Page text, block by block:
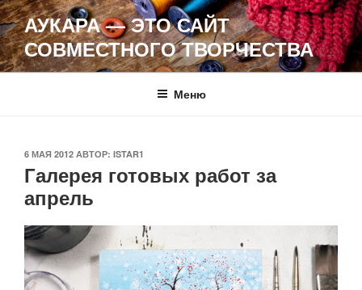
Перейти
к
содержимому
АУКАРА — ЭТО САЙТ
СОВМЕСТНОГО ТВОРЧЕСТВА
Меню
ОПУБЛИКОВАНО
6 МАЯ 2012 АВТОР: ISTAR1
Галерея готовых работ за
апрель